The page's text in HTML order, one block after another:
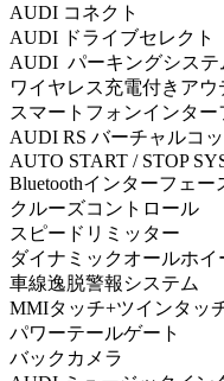
AUDI コネクト
AUDI ドライブセレクト
AUDI パーキングシステ
ワイヤレス充電付きア
スマートフォンインター
AUDI RS バーチャルコ
AUTO START / STOP
Bluetoothインターフェー
クルーズコントロール
スピードリミッター
ダイナミックオールホ
車線逸脱警報システム
MMIタッチ+ツインタッ
パワーテールゲート
バックカメラ